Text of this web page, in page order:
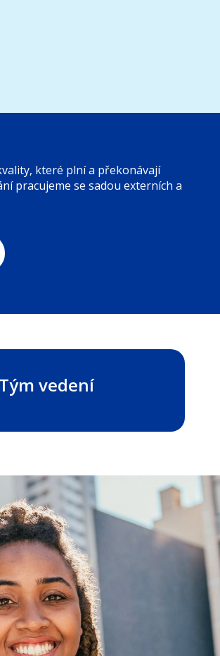
které plní a překonávají
pracujeme se sadou externích a
Tým vedení